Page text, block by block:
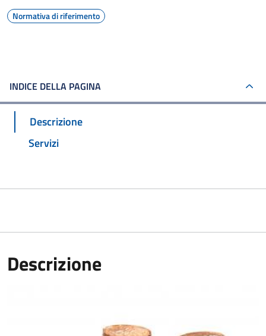
Normativa di riferimento
INDICE DELLA PAGINA
Descrizione
Servizi
Descrizione